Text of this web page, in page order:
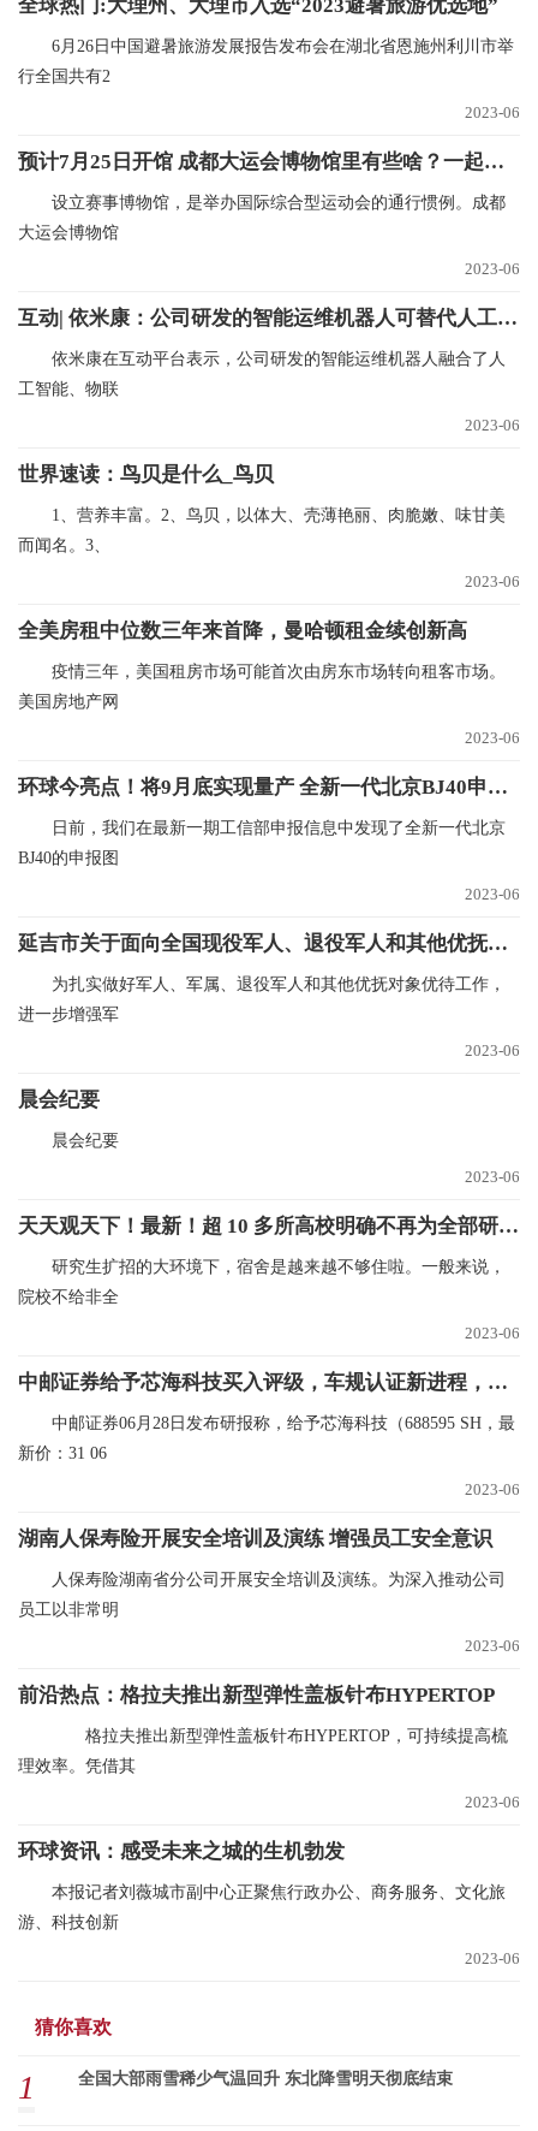
全球热门:大理州、大理市入选“2023避暑旅游优选地”
6月26日中国避暑旅游发展报告发布会在湖北省恩施州利川市举
行全国共有2
2023-06
预计7月25日开馆 成都大运会博物馆里有些啥？一起来看-全球快资讯
设立赛事博物馆，是举办国际综合型运动会的通行惯例。成都
大运会博物馆
2023-06
互动| 依米康：公司研发的智能运维机器人可替代人工完成数据中心日常工作 当前热文
依米康在互动平台表示，公司研发的智能运维机器人融合了人
工智能、物联
2023-06
世界速读：鸟贝是什么_鸟贝
1、营养丰富。2、鸟贝，以体大、壳薄艳丽、肉脆嫩、味甘美
而闻名。3、
2023-06
全美房租中位数三年来首降，曼哈顿租金续创新高
疫情三年，美国租房市场可能首次由房东市场转向租客市场。
美国房地产网
2023-06
环球今亮点！将9月底实现量产 全新一代北京BJ40申报图
日前，我们在最新一期工信部申报信息中发现了全新一代北京
BJ40的申报图
2023-06
延吉市关于面向全国现役军人、退役军人和其他优抚对象享受免门票游览延吉帽儿山（恐龙）文化旅游区的通告
为扎实做好军人、军属、退役军人和其他优抚对象优待工作，
进一步增强军
2023-06
晨会纪要
晨会纪要
2023-06
天天观天下！最新！超 10 多所高校明确不再为全部研究生提供宿舍！
研究生扩招的大环境下，宿舍是越来越不够住啦。一般来说，
院校不给非全
2023-06
中邮证券给予芯海科技买入评级，车规认证新进程，产品丰收再跃升
中邮证券06月28日发布研报称，给予芯海科技（688595 SH，最
新价：31 06
2023-06
湖南人保寿险开展安全培训及演练 增强员工安全意识
人保寿险湖南省分公司开展安全培训及演练。为深入推动公司
员工以非常明
2023-06
前沿热点：格拉夫推出新型弹性盖板针布HYPERTOP
格拉夫推出新型弹性盖板针布HYPERTOP，可持续提高梳
理效率。凭借其
2023-06
环球资讯：感受未来之城的生机勃发
本报记者刘薇城市副中心正聚焦行政办公、商务服务、文化旅
游、科技创新
2023-06
猜你喜欢
1 全国大部雨雪稀少气温回升 东北降雪明天彻底结束